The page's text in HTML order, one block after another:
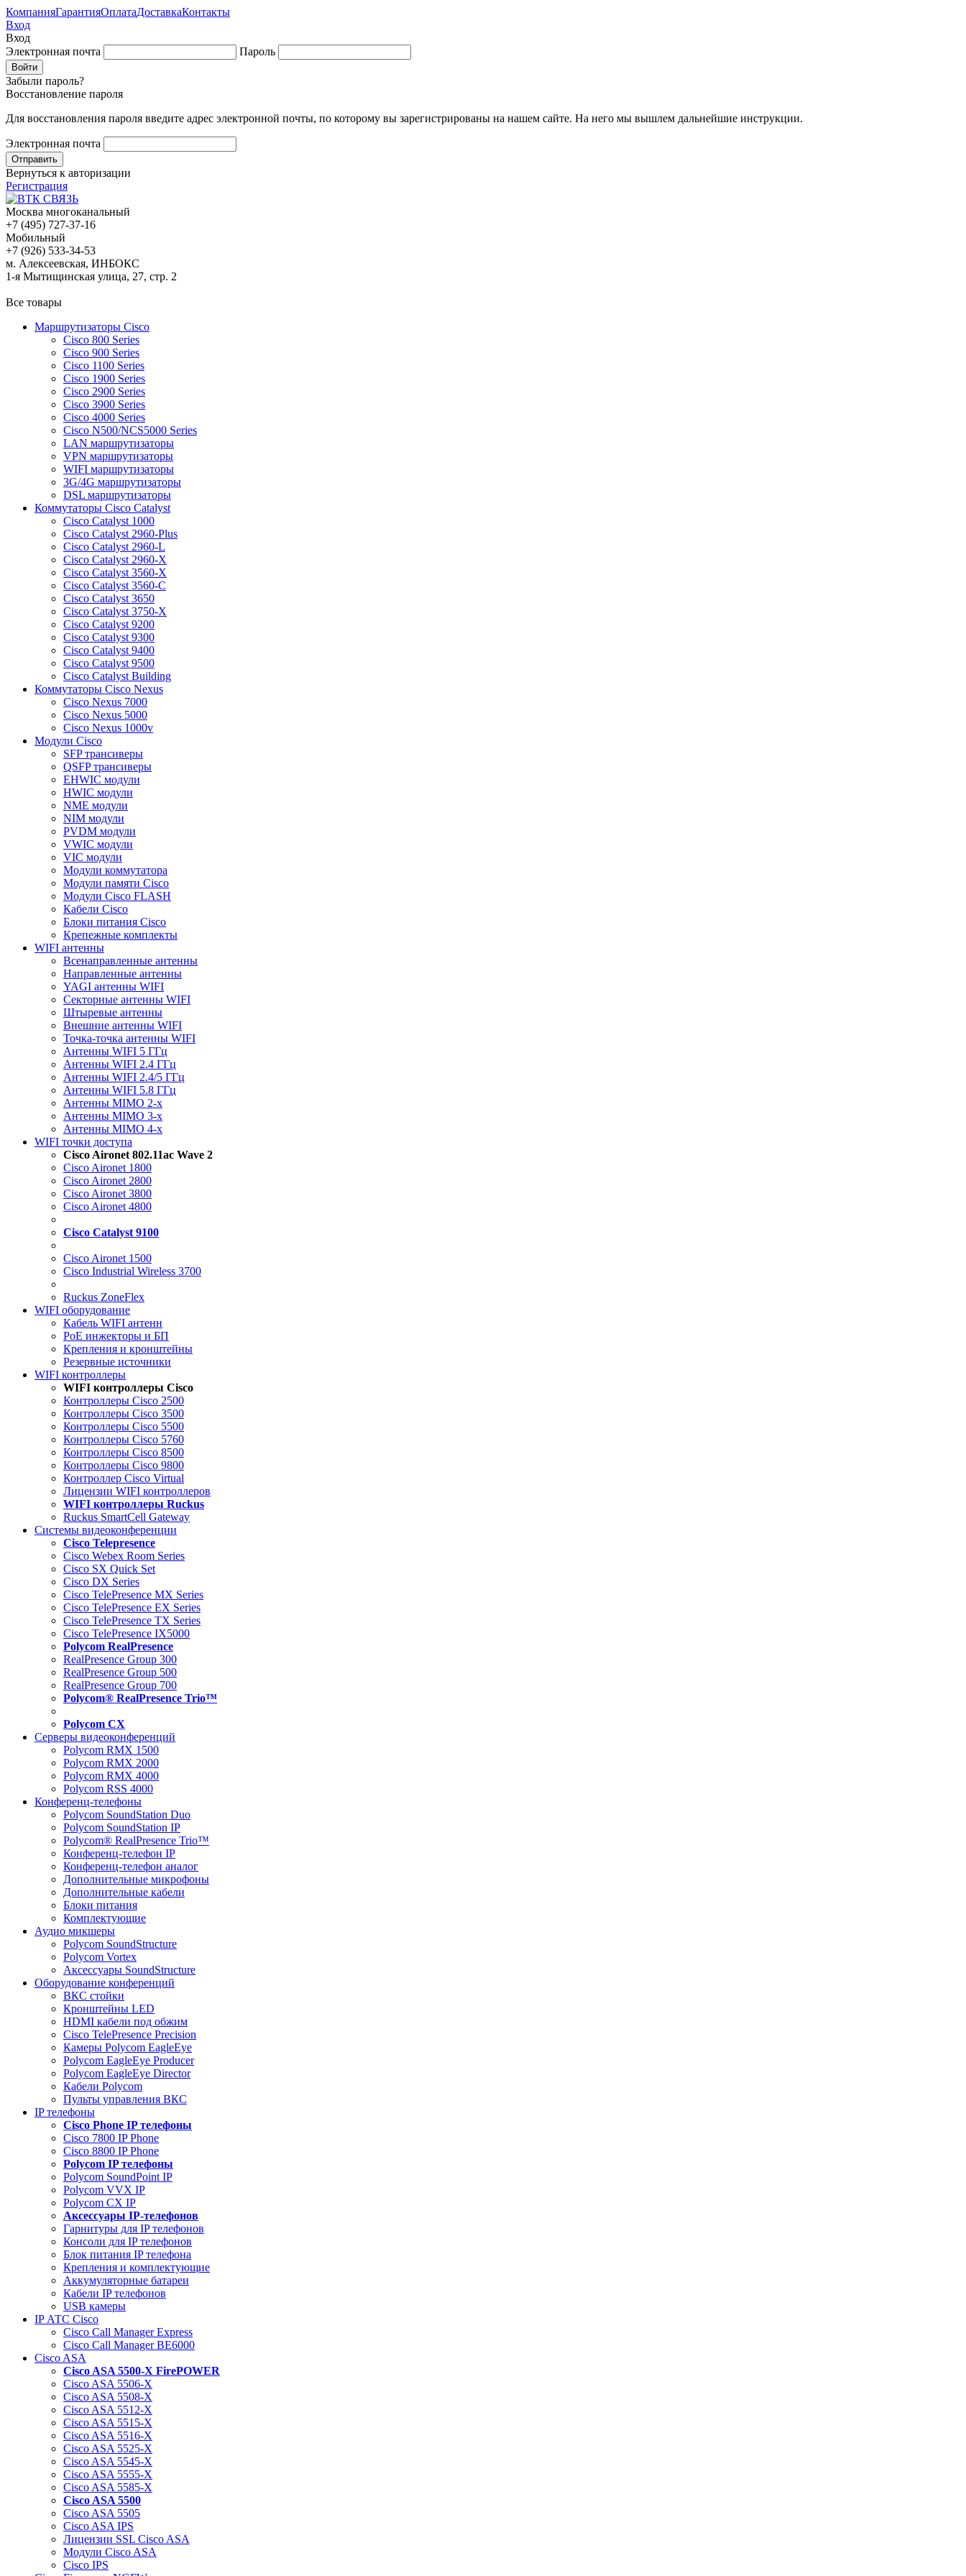
КомпанияГарантияОплатаДоставкаКонтакты
Вход
Вход
Электронная почта
Пароль
Забыли пароль?
Восстановление пароля
Для восстановления пароля введите адрес электронной почты, по которому вы зарегистрированы на нашем сайте. На него мы вышлем дальнейшие инструкции.
Электронная почта
Вернуться к авторизации
Регистрация
Москва многоканальный
+7 (495) 727-37-16
Мобильный
+7 (926) 533-34-53
м. Алексеевская, ИНБОКС
1-я Мытищинская улица, 27, стр. 2
Все товары
Маршрутизаторы Cisco
Cisco 800 Series
Cisco 900 Series
Cisco 1100 Series
Cisco 1900 Series
Cisco 2900 Series
Cisco 3900 Series
Cisco 4000 Series
Cisco N500/NCS5000 Series
LAN маршрутизаторы
VPN маршрутизаторы
WIFI маршрутизаторы
3G/4G маршрутизаторы
DSL маршрутизаторы
Коммутаторы Cisco Catalyst
Cisco Catalyst 1000
Cisco Catalyst 2960-Plus
Cisco Catalyst 2960-L
Cisco Catalyst 2960-X
Cisco Catalyst 3560-X
Cisco Catalyst 3560-C
Cisco Catalyst 3650
Cisco Catalyst 3750-X
Cisco Catalyst 9200
Cisco Catalyst 9300
Cisco Catalyst 9400
Cisco Catalyst 9500
Cisco Catalyst Building
Коммутаторы Cisco Nexus
Cisco Nexus 7000
Cisco Nexus 5000
Cisco Nexus 1000v
Модули Cisco
SFP трансиверы
QSFP трансиверы
EHWIC модули
HWIC модули
NME модули
NIM модули
PVDM модули
VWIC модули
VIC модули
Модули коммутатора
Модули памяти Cisco
Модули Cisco FLASH
Кабели Cisco
Блоки питания Cisco
Крепежные комплекты
WIFI антенны
Всенаправленные антенны
Направленные антенны
YAGI антенны WIFI
Секторные антенны WIFI
Штыревые антенны
Внешние антенны WIFI
Точка-точка антенны WIFI
Антенны WIFI 5 ГГц
Антенны WIFI 2.4 ГГц
Антенны WIFI 2.4/5 ГГц
Антенны WIFI 5.8 ГГц
Антенны MIMO 2-x
Антенны MIMO 3-x
Антенны MIMO 4-x
WIFI точки доступа
Cisco Aironet 802.11ac Wave 2
Cisco Aironet 1800
Cisco Aironet 2800
Cisco Aironet 3800
Cisco Aironet 4800
Cisco Catalyst 9100
Cisco Aironet 1500
Cisco Industrial Wireless 3700
Ruckus ZoneFlex
WIFI оборудование
Кабель WIFI антенн
PoE инжекторы и БП
Крепления и кронштейны
Резервные источники
WIFI контроллеры
WIFI контроллеры Cisco
Контроллеры Cisco 2500
Контроллеры Cisco 3500
Контроллеры Cisco 5500
Контроллеры Cisco 5760
Контроллеры Cisco 8500
Контроллеры Cisco 9800
Контроллер Cisco Virtual
Лицензии WIFI контроллеров
WIFI контроллеры Ruckus
Ruckus SmartCell Gateway
Системы видеоконференции
Cisco Telepresence
Cisco Webex Room Series
Cisco SX Quick Set
Cisco DX Series
Cisco TelePresence MX Series
Cisco TelePresence EX Series
Cisco TelePresence TX Series
Cisco TelePresence IX5000
Polycom RealPresence
RealPresence Group 300
RealPresence Group 500
RealPresence Group 700
Polycom® RealPresence Trio™
Polycom CX
Серверы видеоконференций
Polycom RMX 1500
Polycom RMX 2000
Polycom RMX 4000
Polycom RSS 4000
Конференц-телефоны
Polycom SoundStation Duo
Polycom SoundStation IP
Polycom® RealPresence Trio™
Конференц-телефон IP
Конференц-телефон аналог
Дополнительные микрофоны
Дополнительные кабели
Блоки питания
Комплектующие
Аудио микшеры
Polycom SoundStructure
Polycom Vortex
Аксессуары SoundStructure
Оборудование конференций
ВКС стойки
Кронштейны LED
HDMI кабели под обжим
Cisco TelePresence Precision
Камеры Polycom EagleEye
Polycom EagleEye Producer
Polycom EagleEye Director
Кабели Polycom
Пульты управления ВКС
IP телефоны
Сisco Phone IP телефоны
Cisco 7800 IP Phone
Cisco 8800 IP Phone
Polycom IP телефоны
Polycom SoundPoint IP
Polycom VVX IP
Polycom CX IP
Аксессуары IP-телефонов
Гарнитуры для IP телефонов
Консоли для IP телефонов
Блок питания IP телефона
Крепления и комплектующие
Аккумуляторные батареи
Кабели IP телефонов
USB камеры
IP АТС Cisco
Cisco Call Manager Express
Cisco Call Manager BE6000
Cisco ASA
Cisco ASA 5500-X FirePOWER
Cisco ASA 5506-X
Cisco ASA 5508-X
Cisco ASA 5512-X
Cisco ASA 5515-X
Cisco ASA 5516-X
Cisco ASA 5525-X
Cisco ASA 5545-X
Cisco ASA 5555-X
Cisco ASA 5585-X
Cisco ASA 5500
Cisco ASA 5505
Cisco ASA IPS
Лицензии SSL Cisco ASA
Модули Cisco ASA
Cisco IPS